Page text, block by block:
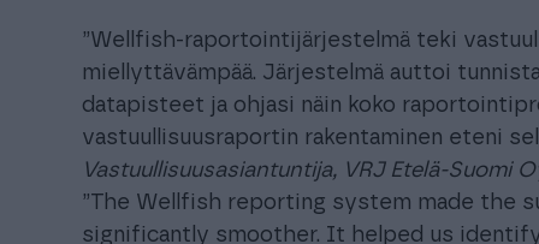
”Wellfish-raportointijärjestelmä teki
miellyttävämpää. Järjestelmä auttoi
datapisteet ja ohjasi näin koko
vastuullisuusraportin rakentaminen eteni
Vastuullisuusasiantuntija, VRJ Etelä-Suomi
”The Wellfish reporting system made the
significantly smoother. It helped us